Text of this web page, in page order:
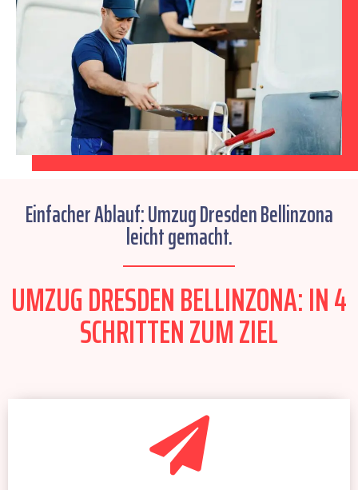
Einfacher Ablauf: Umzug Dresden Bellinzona
leicht gemacht.
UMZUG DRESDEN BELLINZONA: IN 4
SCHRITTEN ZUM ZIEL